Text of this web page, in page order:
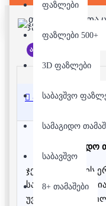
ფაზლები
ფაზლები 500+
3D ფაზლები
საბავშვო
სამაგიდო
საბავშვო
8+ თამაშები
თქვენი კალათა
არ არის მარაგში
აღწერა
სამაგიდო
ჯენგა ბავშვების
სამაგიდო
უვითარდებათ